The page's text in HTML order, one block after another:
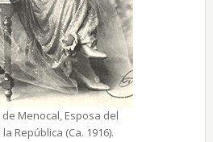
Menocal, Esposa del
República (Ca. 1916).